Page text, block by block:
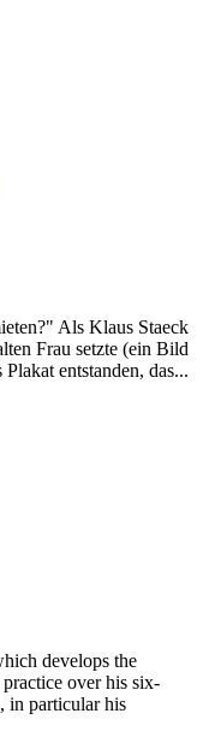
Als Klaus Staeck
Frau setzte (ein Bild
entstanden, das...
develops the
over his six-
in particular his